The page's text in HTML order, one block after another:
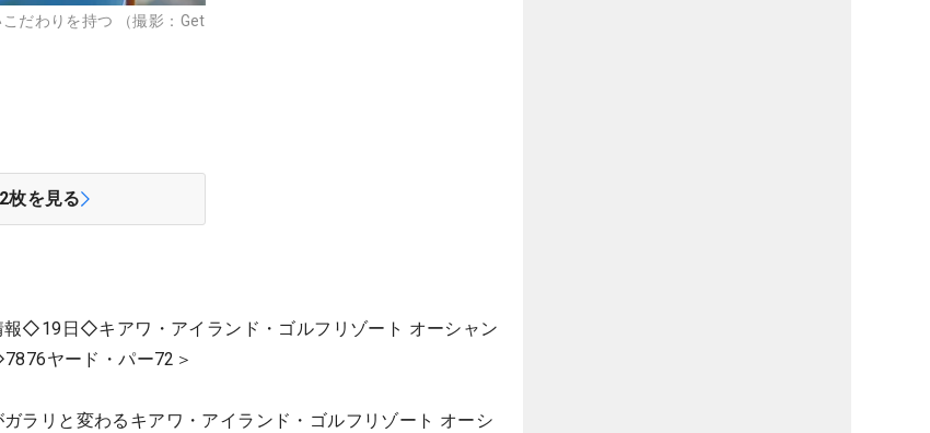
だわりを持つ （撮影：Get
2枚を見る
◇19日◇キアワ・アイランド・ゴルフリゾート オーシャン
ヤード・パー72＞
ラリと変わるキアワ・アイランド・ゴルフリゾート オーシ